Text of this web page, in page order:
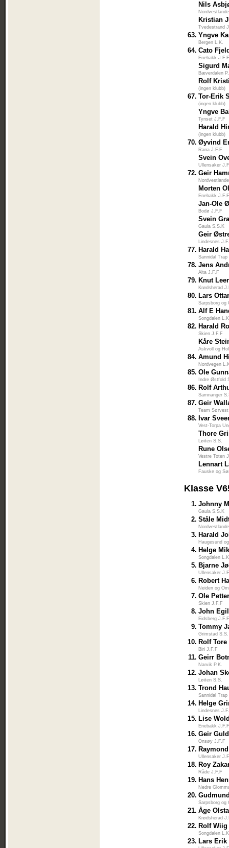
Nils
Kristian
Tvedestrand
63. Yngve
Bergen L.K.
64. Cato
Enebakk
Sigurd
Bæverdalen
Rolf
(ingen klubb)
67. Tor-Erik
(ingen klubb)
Yngve
Tynset J.F.F
Harald
(ingen klubb)
70. Øyvind
Rana J.F.F
Svein
Ullensaker
72. Geir
Morten
Enebakk
Jan-Ole
Bodø J.F.F
Svein
Gaula S.S.K
Geir
Lindesnes
77. Harald
Sannidal Trap
78. Jens
Alta J.F.F
79. Knut Leer
Krødsherad
80. Lars
Sarpsborg og
81. Alf E
Songdalen
82. Harald
Skien J.F.F
Kåre
Askvoll og
84. Amund
Nordvegen
85. Ole
Indre Østfold
86. Rolf
Samnanger
87. Geir
Team Sørvest
88. Ivar
Vest-Torpa
Thore
Løiten S.S.
Rune
Vestre Toten
Lennart
Fauske og
Klasse
1. Johnny
Gaula S.S.K
2. Ståle
3. Harald
Haugesund
4. Helge
Songdalen
5. Bjarne
Ullensaker
6. Robert
Neiden og
7. Ole
Skien J.F.F
8. John
Eidsberg
9. Tommy
Grimstad S.S.
10. Rolf
Biri J.F.F
11. Geirr
Narvik P.K.
12. Johan
Løiten S.S.
13. Trond
Sannidal Trap
14. Helge
Lindesnes
15. Lise
Enebakk
16. Geir
Onsøy J.F.F
17.
Ullensaker
18. Roy
Råde J.F.F
19. Hans
Nedre
20.
Sarpsborg og
21. Åge
Krødsherad
22. Rolf Wiig
Songdalen
23. Lars Erik